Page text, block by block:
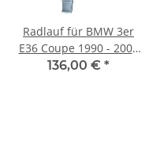
Radlauf für BMW 3er
E36 Coupe 1990 - 2000
links
136,00 € *